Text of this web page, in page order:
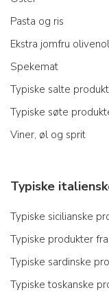
Pasta og ris
Ekstra jomfru
Spekemat
Typiske salte
Typiske søte
Viner, øl og sprit
Typiske
Typiske sicilianske
Typiske produkter
Typiske sardinske
Typiske toskanske